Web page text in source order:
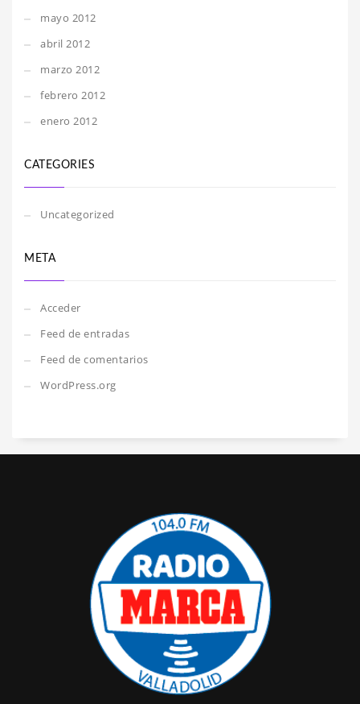
mayo 2012
abril 2012
marzo 2012
febrero 2012
enero 2012
CATEGORIES
Uncategorized
META
Acceder
Feed de entradas
Feed de comentarios
WordPress.org